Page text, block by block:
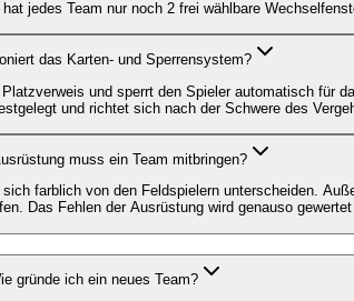
jedes Team nur noch 2 frei wählbare
das Karten- und Sperrensystem?
und sperrt den Spieler automatisch für
und richtet sich nach der Schwere des
muss ein Team mitbringen?
farblich von den Feldspielern unterscheiden.
Das Fehlen der Ausrüstung wird genauso
gründe ich ein neues Team?